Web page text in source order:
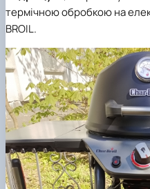
термічною обробкою на
BROIL.